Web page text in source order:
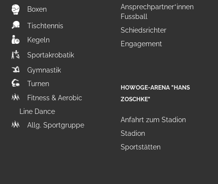
Boxen
Tischtennis
Kegeln
Sportakrobatik
Gymnastik
Turnen
Fitness & Aerobic
Line Dance
Allg. Sportgruppe
Ansprechpartner*innen
Fussball
Schiedsrichter
Engagement
HOWOGE-ARENA "HANS
ZOSCHKE"
Anfahrt zum Stadion
Stadion
Sportstätten